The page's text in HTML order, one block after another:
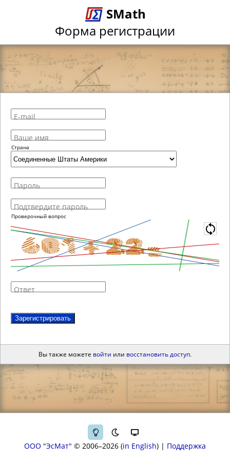
SMath
Форма регистрации
E-mail
Ваше имя
Страна
Пароль
Подтвердите пароль
Проверочный вопрос
Ответ
Зарегистрировать
Вы также можете войти или восстановить доступ.
ООО "ЭсМат" © 2006–2026 in English | Поддержка